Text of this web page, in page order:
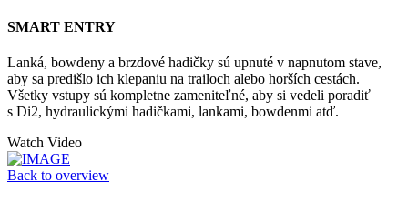
SMART ENTRY
Lanká, bowdeny a brzdové hadičky sú upnuté v napnutom stave,
aby sa predišlo ich klepaniu na trailoch alebo horších cestách.
Všetky vstupy sú kompletne zameniteľné, aby si vedeli poradiť
s Di2, hydraulickými hadičkami, lankami, bowdenmi atď.
Watch Video
Back to overview